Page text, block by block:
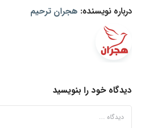
درباره نویسنده: هجران ترحیم
دیدگاه خود را بنویسید
دیدگاه